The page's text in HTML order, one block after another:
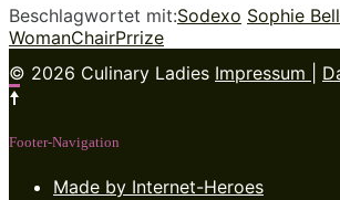
Beschlagwortet mit:Sodexo Sophie
WomanChairPrrize
© 2026 Culinary Ladies Impressum
Footer-Navigation
Made by Internet-Heroes